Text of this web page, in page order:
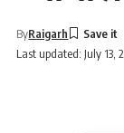
Last updated: July 13,
ByRaigarh